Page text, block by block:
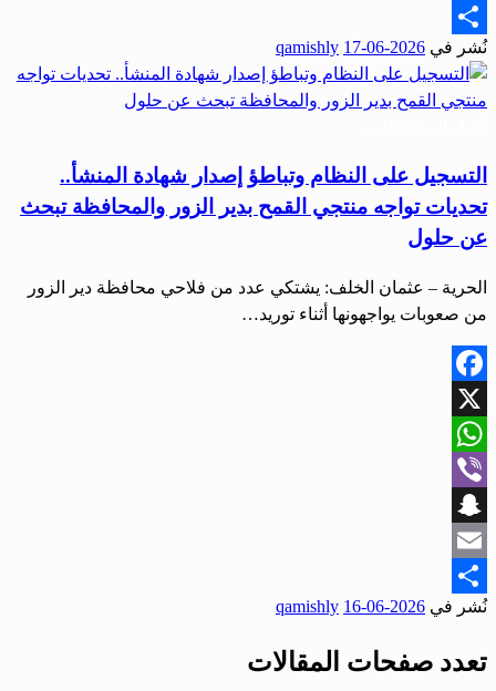
Email
Share
نُشر في 2026-06-17
qamishly
التسجيل على النظام وتباطؤ إصدار شهادة المنشأ..
تحديات تواجه منتجي القمح بدير الزور والمحافظة تبحث
عن حلول
الحرية – عثمان الخلف: يشتكي عدد من فلاحي محافظة دير الزور
من صعوبات يواجهونها أثناء توريد…
Facebook
X
WhatsApp
Viber
Snapchat
Email
Share
نُشر في 2026-06-16
qamishly
تعدد صفحات المقالات